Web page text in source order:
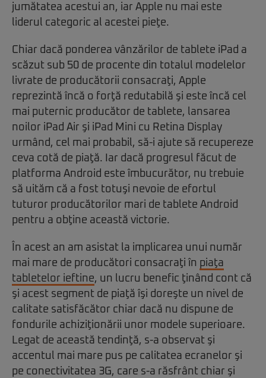
jumătatea acestui an, iar Apple nu mai este
liderul categoric al acestei pieţe.
Chiar dacă ponderea vânzărilor de tablete iPad a
scăzut sub 50 de procente din totalul modelelor
livrate de producătorii consacraţi, Apple
reprezintă încă o forţă redutabilă şi este încă cel
mai puternic producător de tablete, lansarea
noilor iPad Air şi iPad Mini cu Retina Display
urmând, cel mai probabil, să-i ajute să recupereze
ceva cotă de piaţă. Iar dacă progresul făcut de
platforma Android este îmbucurător, nu trebuie
să uităm că a fost totuşi nevoie de efortul
tuturor producătorilor mari de tablete Android
pentru a obţine această victorie.
În acest an am asistat la implicarea unui număr
mai mare de producători consacraţi în piaţa
tabletelor ieftine, un lucru benefic ţinând cont că
şi acest segment de piaţă îşi doreşte un nivel de
calitate satisfăcător chiar dacă nu dispune de
fondurile achiziţionării unor modele superioare.
Legat de această tendinţă, s-a observat şi
accentul mai mare pus pe calitatea ecranelor şi
pe conectivitatea 3G, care s-a răsfrânt chiar şi